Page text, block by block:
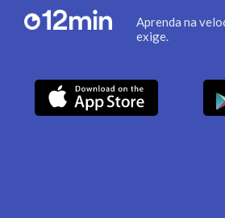
Aprenda na
exige.